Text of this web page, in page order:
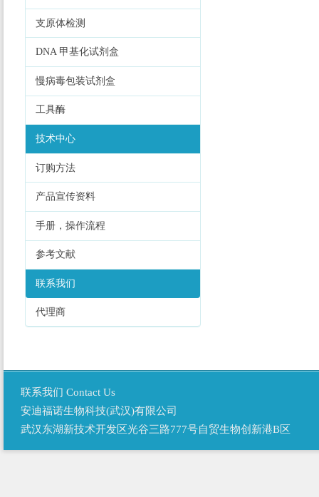
支原体检测
DNA 甲基化试剂盒
慢病毒包装试剂盒
工具酶
技术中心
订购方法
产品宣传资料
手册，操作流程
参考文献
联系我们
代理商
联系我们 Contact Us
安迪福诺生物科技(武汉)有限公司
武汉东湖新技术开发区光谷三路777号自贸生物创新港B区